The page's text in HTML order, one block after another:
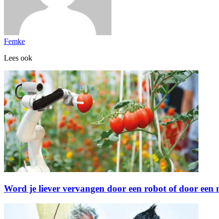
Femke
Lees ook
Word je liever vervangen door een robot of door een